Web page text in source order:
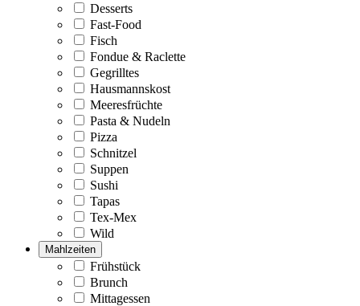
Desserts
Fast-Food
Fisch
Fondue & Raclette
Gegrilltes
Hausmannskost
Meeresfrüchte
Pasta & Nudeln
Pizza
Schnitzel
Suppen
Sushi
Tapas
Tex-Mex
Wild
Mahlzeiten
Frühstück
Brunch
Mittagessen